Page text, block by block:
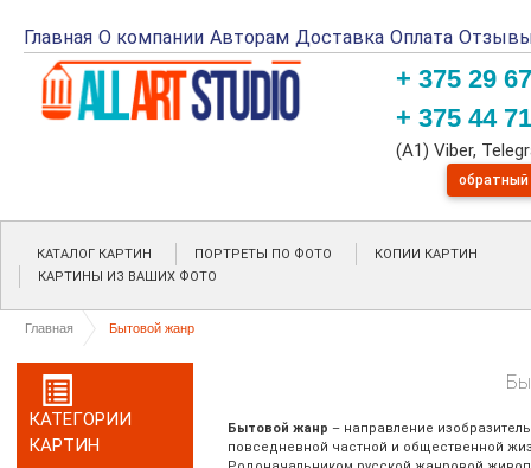
Главная О компании Авторам Доставка Оплата
+ 375 29
+ 375 44
(A1) Viber,
обратный
КАТАЛОГ КАРТИН ПОРТРЕТЫ ПО ФОТО
КОПИИ КАРТИН
КАРТИНЫ ИЗ ВАШИХ ФОТО
Главная Бытовой жанр
КАТЕГОРИИ
КАРТИН
Бытовой жанр – направление
повседневной частной и общественной